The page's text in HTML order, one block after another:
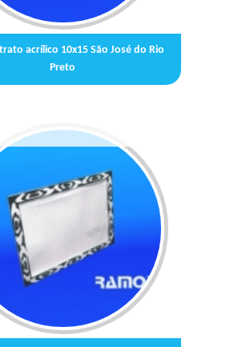
acrílico 10x15 São José do Rio
Preto